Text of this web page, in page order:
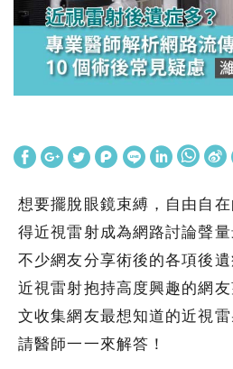
想要擺脫眼鏡束縛，自由自
得近視雷射成為網路討論聲
不少網友分享術後的各項後
近視雷射抱持高度興趣的網
文收集網友最想知道的近視
請醫師一一來解答！